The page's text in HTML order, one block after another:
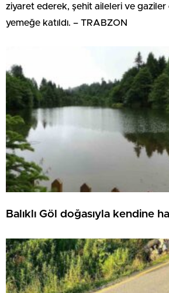
ziyaret ederek, şehit aileleri ve
yemeğe katıldı. – TRABZON
Balıklı Göl doğasıyla kendine